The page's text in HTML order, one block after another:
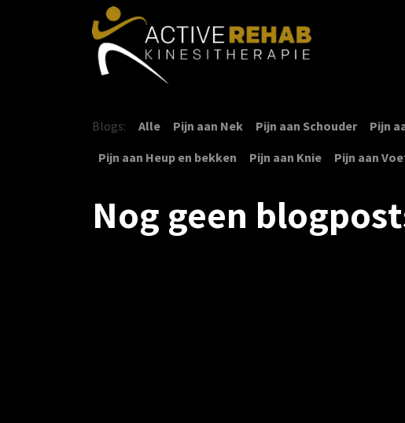
Overslaan naar inhoud
Blogs: Alle Pijn aan Nek Pijn aan Schouder ​ Pijn
Pijn aan Heup en bekken
Pijn aan Knie Pijn aan
Nog geen